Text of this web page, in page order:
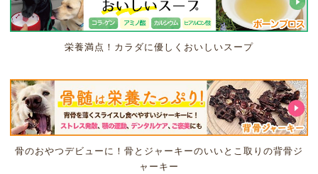
栄養満点！カラダに優しくおいしいスープ
骨のおやつデビューに！骨とジャーキーのいいとこ取りの背骨ジ
ャーキー